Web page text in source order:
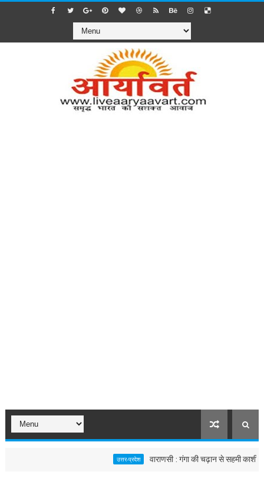
उत्तर-प्रदेश वाराणसी : गंगा की चढ़ान से सहमी काशी : छूने